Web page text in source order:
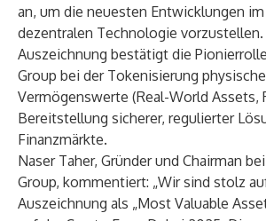
an, um die neuesten Entwicklungen
dezentralen Technologie vorzustellen.
Auszeichnung bestätigt die
Group bei der Tokenisierung
Vermögenswerte (Real-World Assets,
Bereitstellung sicherer, regulierter
Finanzmärkte.
Naser Taher, Gründer und Chairman
Group, kommentiert: „Wir sind stolz
Auszeichnung als „Most Valuable